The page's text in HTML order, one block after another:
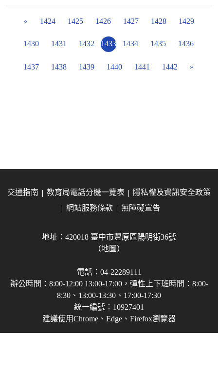
« 1424 1425 1426 1427 1428 1429
1430 1431 1432 1433 1434 1435 1436
1437 1438 1439 1440 1441 1442 »
交通指南 教育局電話分機一覽表
隱私權及資訊安全政策
網站服務條款
無障礙宣告
地址：420018 臺中市豐原區陽明街36號
（地圖）
電話：04-22289111
辦公時間：8:00-12:00 13:00-17:00，彈性上下班時間：8:00-
8:30、13:00-13:30、17:00-17:30
統一編號：10927401
建議使用Chrome、Edge、Firefox瀏覽器